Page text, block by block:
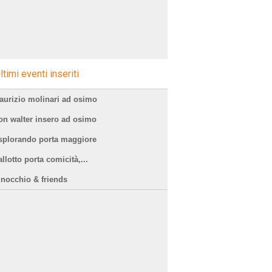
eventi inseriti
molinari ad osimo
walter insero ad osimo
porta maggiore
porta comicità,...
& friends